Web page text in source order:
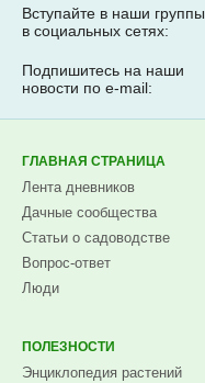
Вступайте в наши группы
в социальных сетях:
Подпишитесь на наши
новости по e-mail:
ГЛАВНАЯ СТРАНИЦА
Лента дневников
Дачные сообщества
Статьи о садоводстве
Вопрос-ответ
Люди
ПОЛЕЗНОСТИ
Энциклопедия растений